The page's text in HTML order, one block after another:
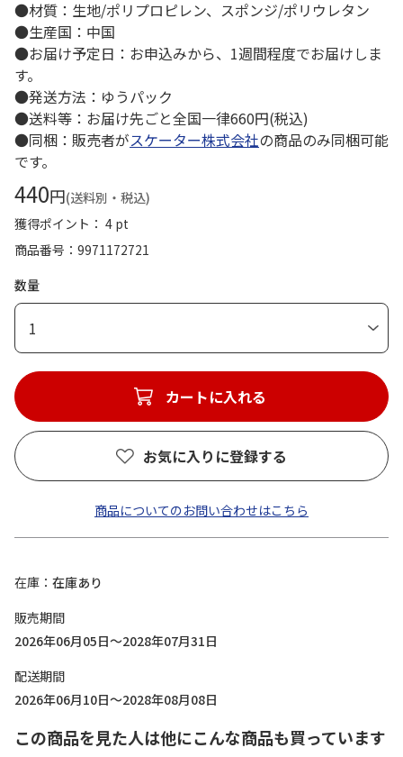
●材質：生地/ポリプロピレン、スポンジ/ポリウレタン
●生産国：中国
●お届け予定日：お申込みから、1週間程度でお届けしま
す。
●発送方法：ゆうパック
●送料等：お届け先ごと全国一律660円(税込)
●同梱：販売者がスケーター株式会社の商品のみ同梱可能
です。
440円(送料別・税込)
獲得ポイント： 4 pt
商品番号
9971172721
数量
1
カートに入れる
お気に入りに登録する
商品についてのお問い合わせはこちら
在庫
在庫あり
販売期間
2026年06月05日～2028年07月31日
配送期間
2026年06月10日～2028年08月08日
この商品を見た人は他にこんな商品も買っています